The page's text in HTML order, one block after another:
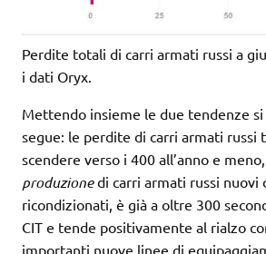
Perdite totali di carri armati russi a
i dati Oryx.
Mettendo insieme le due tendenze
segue: le perdite di carri armati russi
scendere verso i 400 all’anno e
produzionedi carri armati russi nuovi
ricondizionati, è già a oltre 300
CIT e tende positivamente al rialzo
importanti nuove linee di